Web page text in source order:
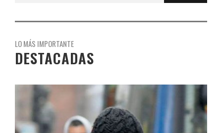
LO MÁS IMPORTANTE
DESTACADAS